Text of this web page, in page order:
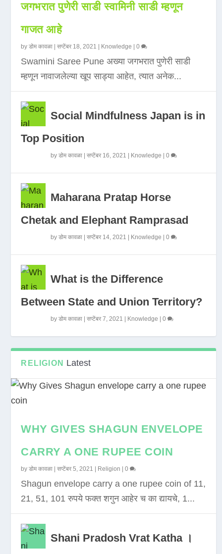
जगभरात पुणेरी साडी स्वामिनी साडी म्हणून
गाजत आहे
byडोम कावळा |सप्टेंबर 18, 2021 Knowledge |0
Swamini Saree Pune अख्या जगभरात पुणेरी साडी
म्हणून नावाजलेल्या खूप साड्या आहेत, त्यात अनेक...
Social Mindfulness Japan is in
Top Position
byडोम कावळा |सप्टेंबर 16, 2021 Knowledge |0
Maharana Pratap Horse
Chetak and Elephant Ramprasad
byडोम कावळा |सप्टेंबर 14, 2021 Knowledge |0
What is the Difference
Between State and Union Territory?
byडोम कावळा |सप्टेंबर 7, 2021 Knowledge |0
RELIGION Latest
WHY GIVES SHAGUN ENVELOPE
CARRY A ONE RUPEE COIN
byडोम कावळा |सप्टेंबर 5, 2021 Religion |0
Shagun envelope carry a one rupee coin of 11,
21, 51, 101 रुपये फक्त शगुन आहेर च का द्यायचे, 1...
Shani Pradosh Vrat Katha ।